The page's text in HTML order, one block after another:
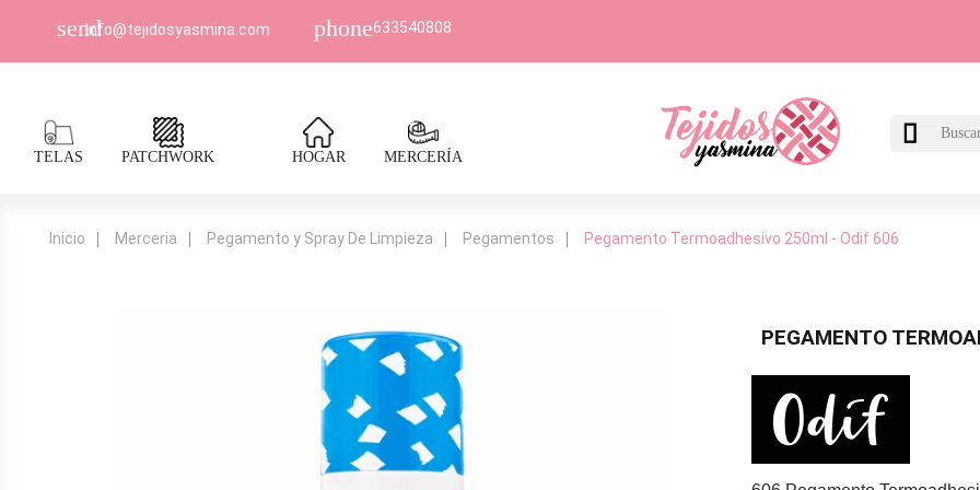
sendInfo@tejidosyasmina.com phone633540808
TELAS PATCHWORK HOGAR MERCERÍA

Inicio Merceria Pegamento y Spray De Limpieza Pegamentos Pegamento Termoadhesivo 250ml - Odif 606
PEGAMENTO